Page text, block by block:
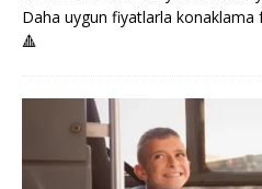
Daha uygun fiyatlarla konaklama
🔺